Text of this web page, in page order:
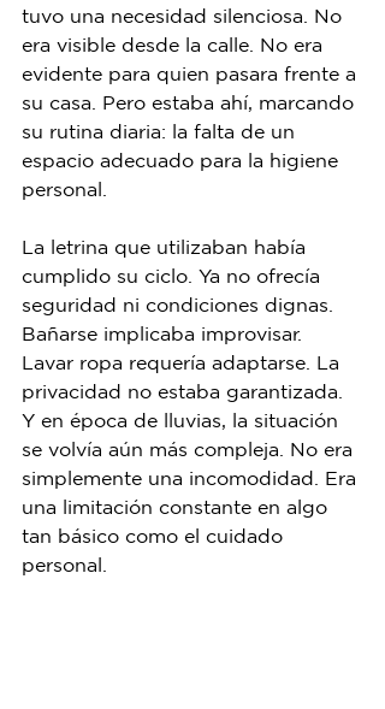
tuvo una necesidad silenciosa. No
era visible desde la calle. No era
evidente para quien pasara frente a
su casa. Pero estaba ahí, marcando
su rutina diaria: la falta de un
espacio adecuado para la higiene
personal.
La letrina que utilizaban había
cumplido su ciclo. Ya no ofrecía
seguridad ni condiciones dignas.
Bañarse implicaba improvisar.
Lavar ropa requería adaptarse. La
privacidad no estaba garantizada.
Y en época de lluvias, la situación
se volvía aún más compleja. No era
simplemente una incomodidad. Era
una limitación constante en algo
tan básico como el cuidado
personal.